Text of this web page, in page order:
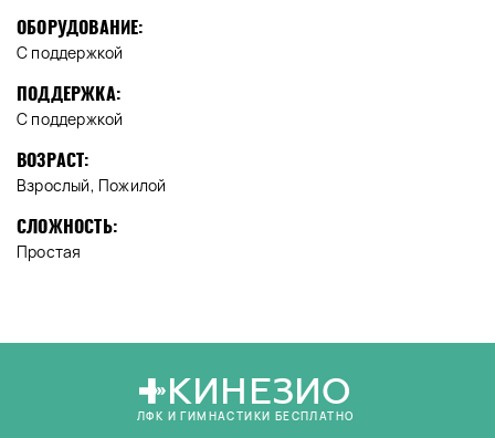
ОБОРУДОВАНИЕ:
С поддержкой
ПОДДЕРЖКА:
С поддержкой
ВОЗРАСТ:
Взрослый, Пожилой
СЛОЖНОСТЬ:
Простая
КИНЕЗИО
ЛФК И ГИМНАСТИКИ БЕСПЛАТНО